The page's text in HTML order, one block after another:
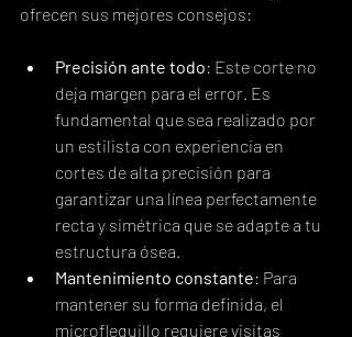
ofrecen sus mejores consejos:
Precisión ante todo: Este corte no
deja margen para el error. Es
fundamental que sea realizado por
un estilista con experiencia en
cortes de alta precisión para
garantizar una línea perfectamente
recta y simétrica que se adapte a tu
estructura ósea.
Mantenimiento constante: Para
mantener su forma definida, el
microflequillo requiere visitas